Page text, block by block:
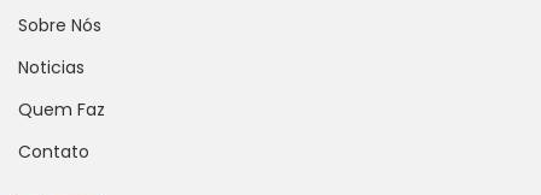
Sobre Nós
Noticias
Quem Faz
Contato